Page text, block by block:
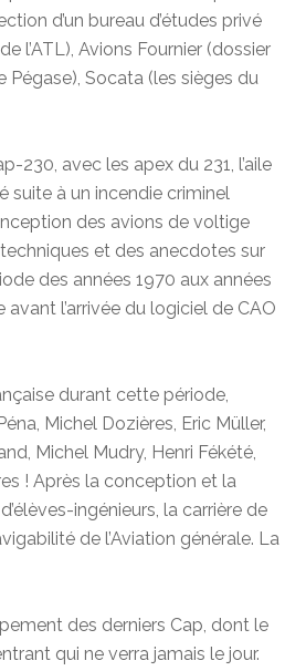
d’un bureau d’études privé
l’ATL), Avions Fournier (dossier
Socata (les sièges du
230, avec les apex du 231, l’aile
suite à un incendie criminel
des avions de voltige
et des anecdotes sur
des années 1970 aux années
l’arrivée du logiciel de CAO
durant cette période,
Michel Dozières, Eric Müller,
Michel Mudry, Henri Fékété,
! Après la conception et la
ingénieurs, la carrière de
de l’Aviation générale. La
des derniers Cap, dont le
qui ne verra jamais le jour.